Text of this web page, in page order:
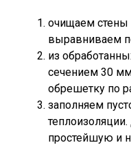
очищаем стены
выравниваем
из
сечением 30
обрешетку по
заполняем
простейшую и